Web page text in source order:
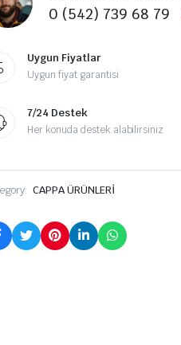
0 (542) 739 68 79
Uygun Fiyatlar
Uygun fiyat garantisi
7/24 Destek
Her konuda destek alabilirsiniz
CAPPA ÜRÜNLERİ